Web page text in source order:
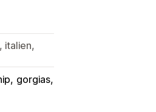
italien,
gorgias